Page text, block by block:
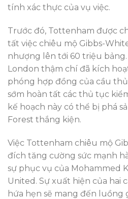
tính xác thực của vụ việc.
Trước đó, Tottenham được
tất việc chiêu mộ Gibbs-
nhượng lên tới 60 triệu
London thậm chí đã kích
phóng hợp đồng của cầu
sớm hoàn tất các thủ tục
kế hoạch này có thể bị phá
Forest thắng kiện.
Việc Tottenham chiêu mộ
đích tăng cường sức mạnh
sự phục vụ của Mohammed
United. Sự xuất hiện của hai
hứa hẹn sẽ mang đến luồng